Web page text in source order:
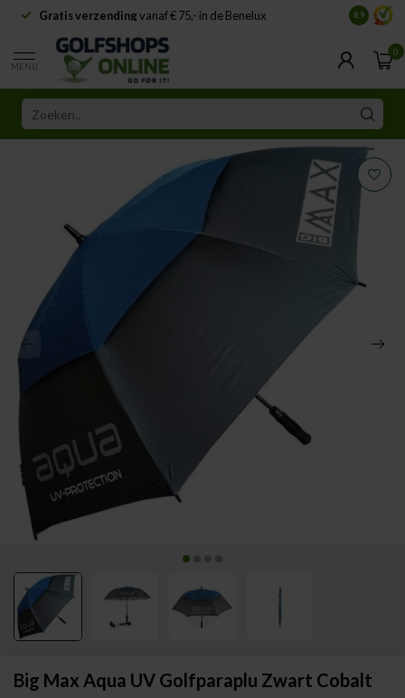
Gratis verzendingvanaf € 75,- in de Benelux 8.9
MENU
0
Big Max Aqua UV Golfparaplu Zwart Cobalt